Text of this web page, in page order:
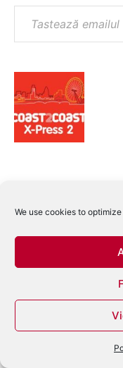
We use cookies to
Tastează emailul tău...